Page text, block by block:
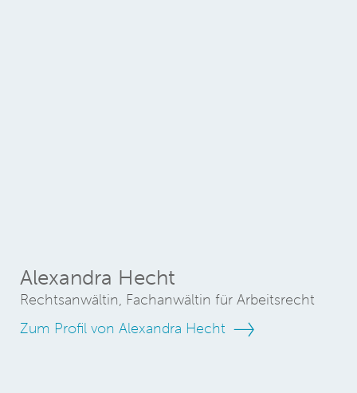
Alexandra Hecht
Rechtsanwältin, Fachanwältin für Arbeitsrecht
Zum Profil von Alexandra Hecht